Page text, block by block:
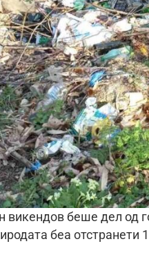
викендов беше дел од
беа отстранети